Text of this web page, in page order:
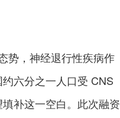
势，神经退行性疾病作
六分之一人口受 CNS
补这一空白。此次融资